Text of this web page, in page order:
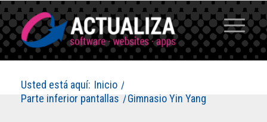
Usted está aquí: Inicio /
Parte inferior pantallas /Gimnasio Yin Yang